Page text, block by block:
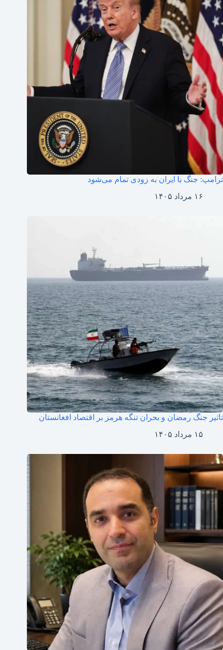
ترامپ: جنگ با ایران به زودی تمام می‌شود
۱۶ مرداد ۱۴۰۵
تاثیر جنگ رمضان و بحران تنگه هرمز بر اقتصاد افغانستان
۱۵ مرداد ۱۴۰۵